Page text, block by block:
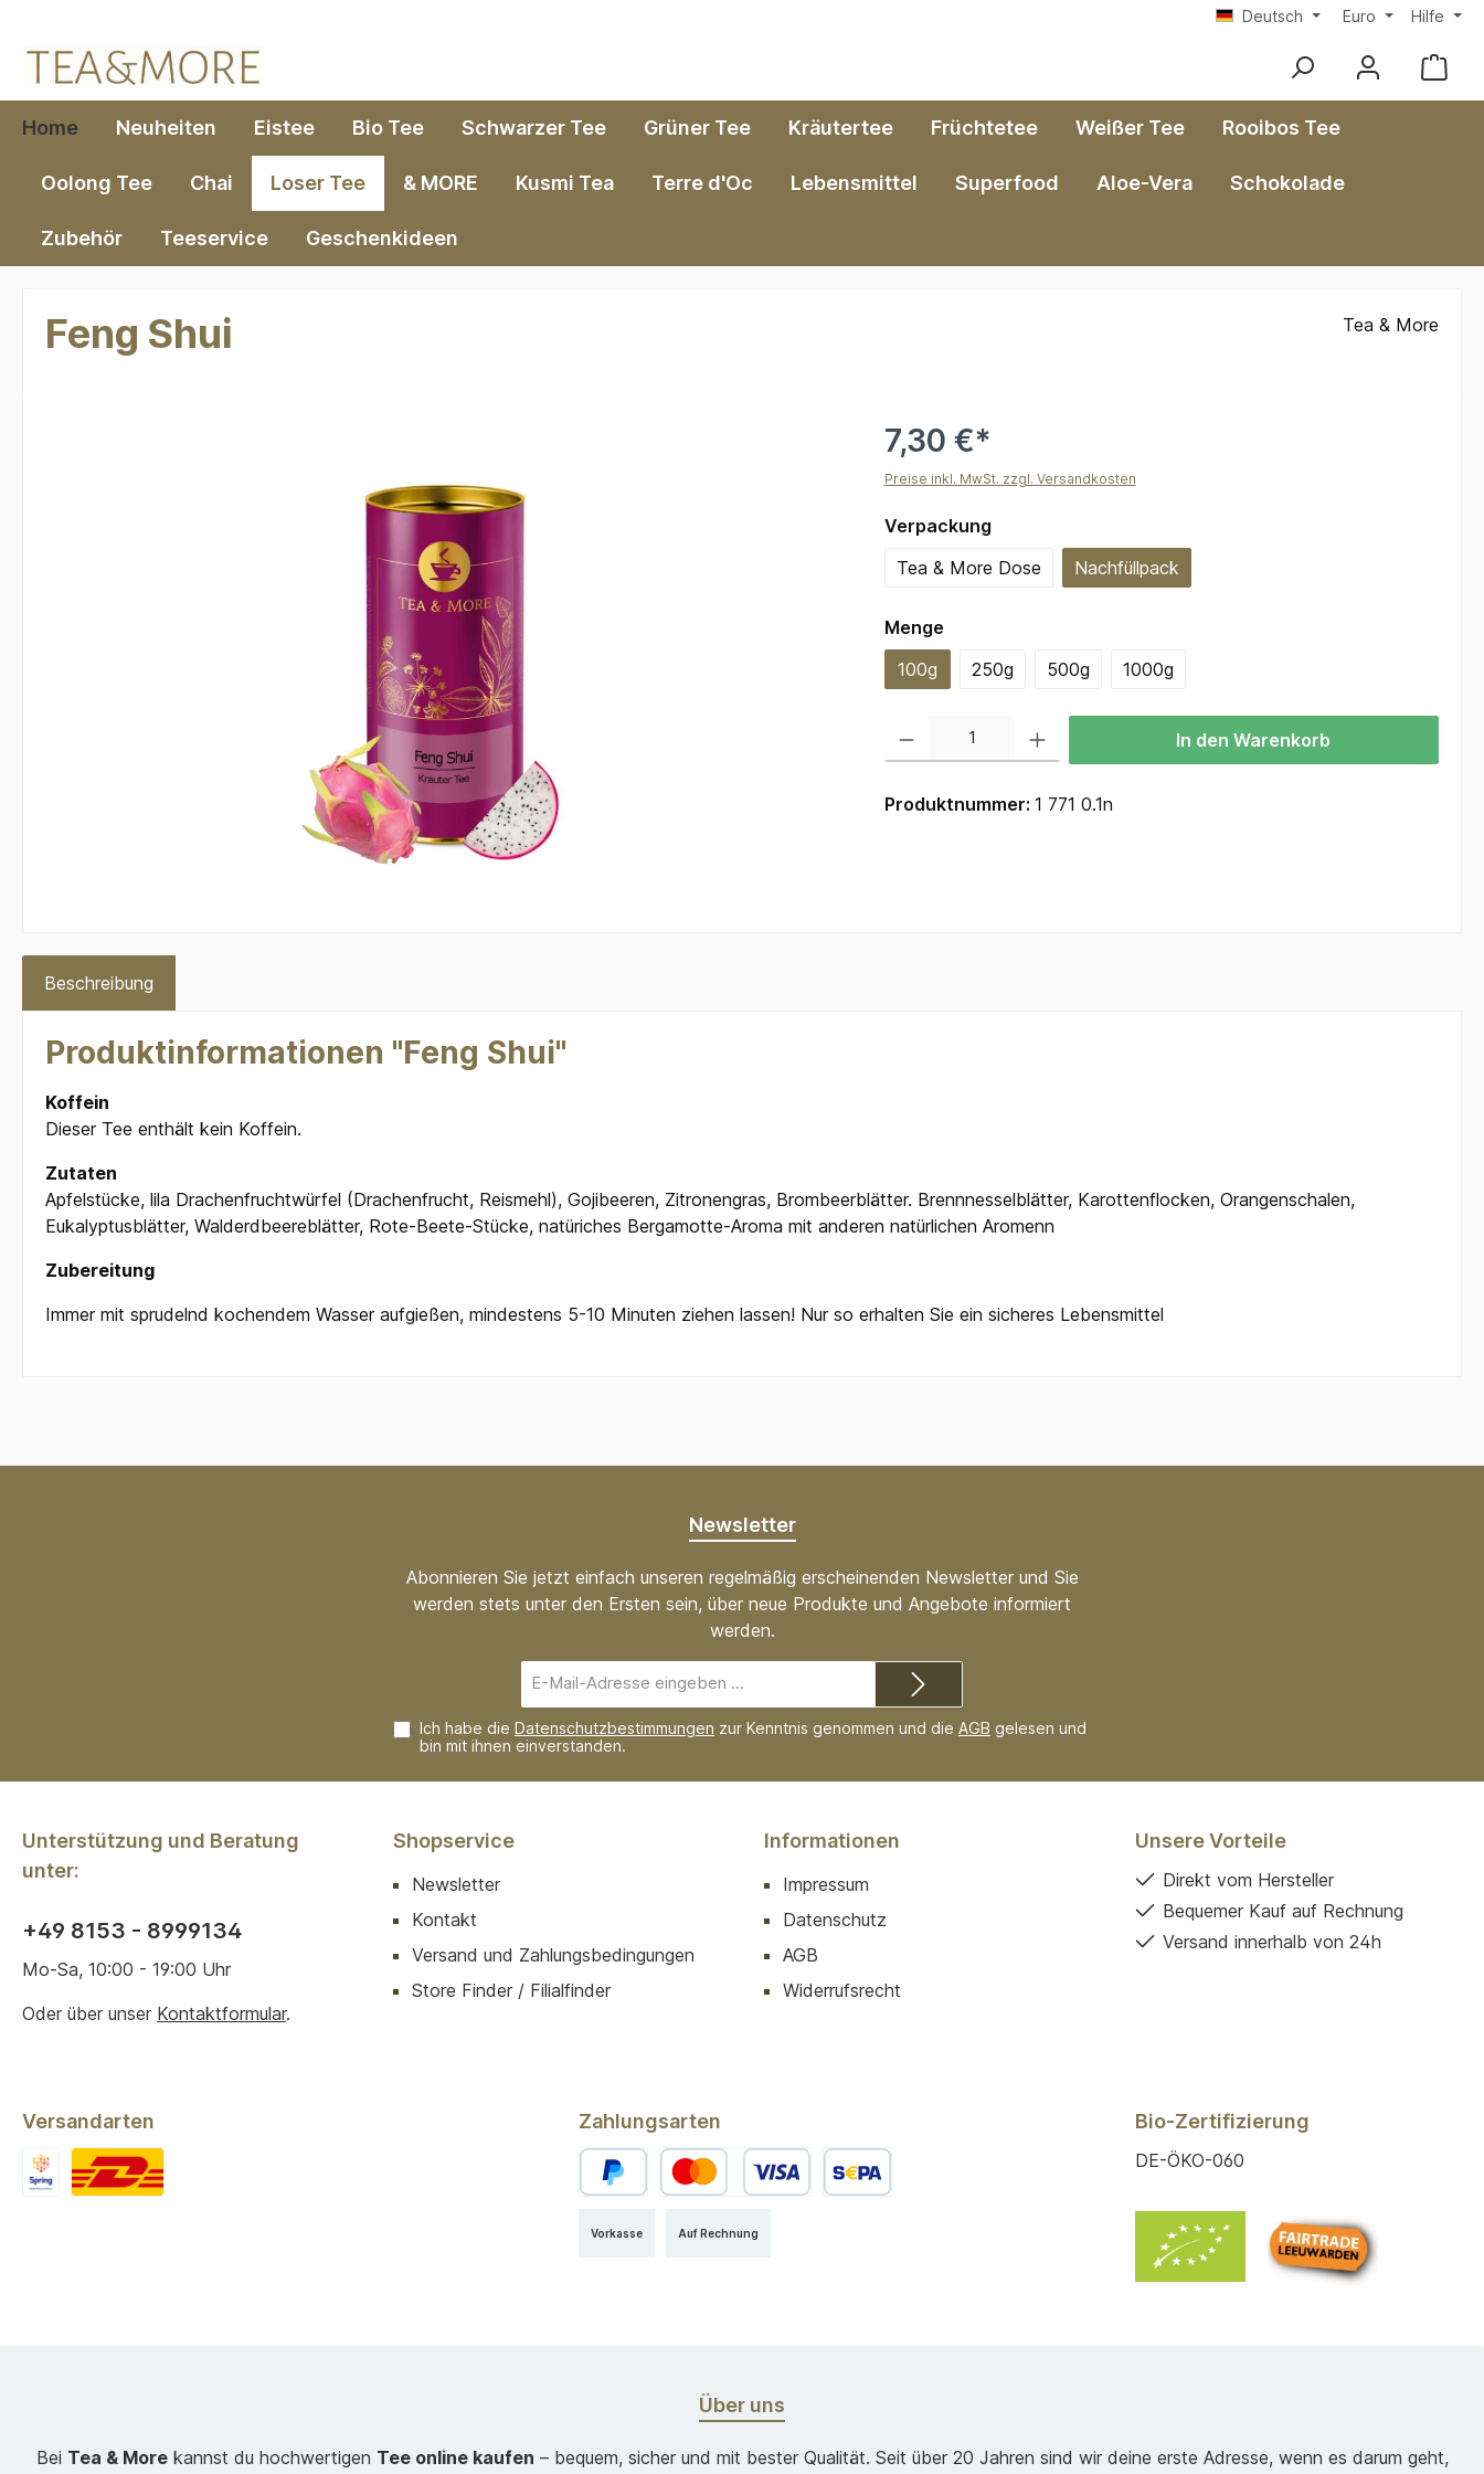
Deutsch Euro Hilfe
Home Neuheiten Eistee Bio Tee Schwarzer Tee Grüner Tee Kräutertee Früchtetee Weißer Tee Rooibos Tee
Oolong Tee Chai Loser Tee & MORE Kusmi Tea Terre d'Oc Lebensmittel Superfood Aloe-Vera Schokolade
Zubehör Teeservice Geschenkideen
Feng Shui Tea & More
7,30 €*
Preise inkl. MwSt. zzgl. Versandkosten
Verpackungauswählen
Tea & More Dose
Nachfüllpack
Mengeauswählen
100g
250g 500g 1000g
In den Warenkorb
Produktnummer: 1 771 0.1n
Beschreibung
Produktinformationen "Feng Shui"
Koffein
Dieser Tee enthält kein Koffein.
Zutaten
Apfelstücke, lila Drachenfruchtwürfel (Drachenfrucht, Reismehl), Gojibeeren, Zitronengras, Brombeerblätter. Brennnesselblätter, Karottenflocken, Orangenschalen,
Eukalyptusblätter, Walderdbeereblätter, Rote-Beete-Stücke, natüriches Bergamotte-Aroma mit anderen natürlichen Aromenn
Zubereitung
Immer mit sprudelnd kochendem Wasser aufgießen, mindestens 5-10 Minuten ziehen lassen! Nur so erhalten Sie ein sicheres Lebensmittel
Newsletter
Abonnieren Sie jetzt einfach unseren regelmäßig erscheinenden Newsletter und Sie
werden stets unter den Ersten sein, über neue Produkte und Angebote informiert
werden.
Mail-
Adresse*
Ich habe die Datenschutzbestimmungen zur Kenntnis genommen und die AGB gelesen und
bin mit ihnen einverstanden.
Unterstützung und Beratung
unter:
+49 8153 - 8999134
Mo-Sa, 10:00 - 19:00 Uhr
Oder über unser Kontaktformular.
Shopservice
Newsletter
Kontakt
Versand und Zahlungsbedingungen
Store Finder / Filialfinder
Informationen
Impressum
Datenschutz
AGB
Widerrufsrecht
Unsere Vorteile
Direkt vom Hersteller
Bequemer Kauf auf Rechnung
Versand innerhalb von 24h
Versandarten Zahlungsarten
Auf Rechnung
Vorkasse
Bio-Zertifizierung
DE-ÖKO-060
Über uns
Bei Tea & Morekannst du hochwertigen Tee online kaufen – bequem, sicher und mit bester Qualität. Seit über 20 Jahren sind wir deine erste Adresse, wenn es darum geht,